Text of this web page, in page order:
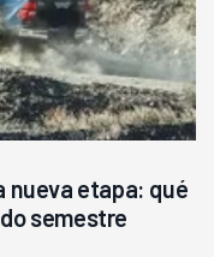
nueva etapa: qué
semestre